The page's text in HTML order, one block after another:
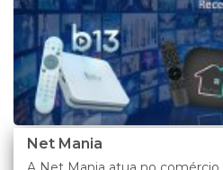
Net Mania